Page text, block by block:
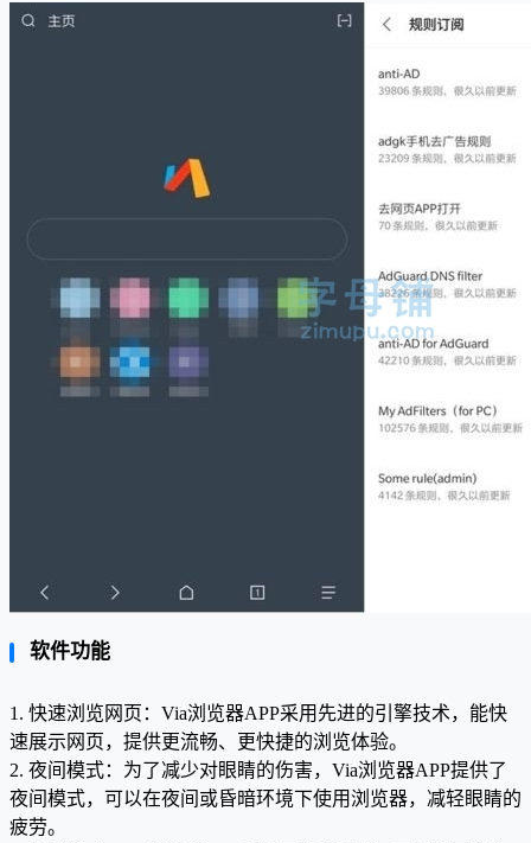
软件功能
1. 快速浏览网页：Via浏览器APP采用先进的引擎技术，能快
速展示网页，提供更流畅、更快捷的浏览体验。
2. 夜间模式：为了减少对眼睛的伤害，Via浏览器APP提供了
夜间模式，可以在夜间或昏暗环境下使用浏览器，减轻眼睛的
疲劳。